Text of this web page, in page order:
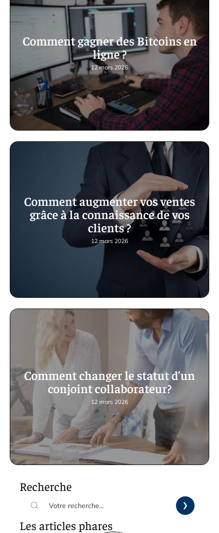
Comment gagner des Bitcoins en
ligne ?
12 mars 2026
Comment augmenter vos ventes
grâce à la connaissance de vos
clients ?
12 mars 2026
Comment changer le statut d’un
conjoint collaborateur?
12 mars 2026
Recherche
Les articles phares